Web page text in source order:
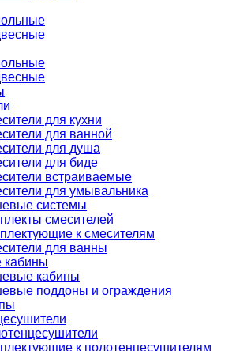
для кухни
для ванной
для душа
для биде
встраиваемые
для умывальника
системы
смесителей
к смесителям
для ванны
кабины
поддоны и ограждения
к полотенцесушителям